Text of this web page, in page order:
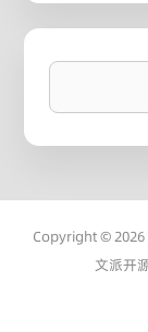
搜
索
Copyright ©
文派开